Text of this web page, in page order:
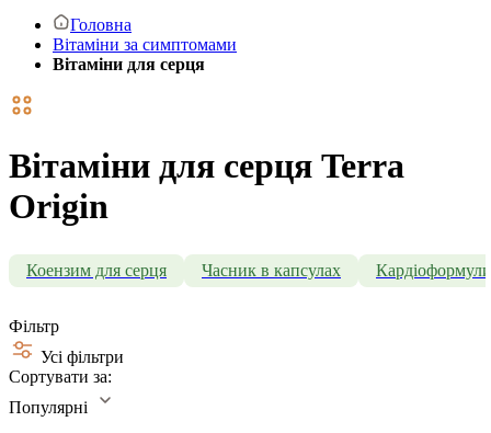
Головна
Вітаміни за симптомами
Вітаміни для серця
Вітаміни для серця Terra
Origin
Коензим для серця Часник в капсулах Кардіоформули
Фільтр
Усі фільтри
Сортувати за:
Популярні